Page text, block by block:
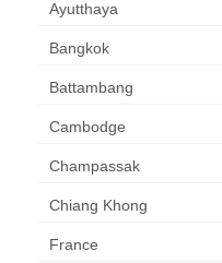
Ayutthaya
Bangkok
Battambang
Cambodge
Champassak
Chiang Khong
France